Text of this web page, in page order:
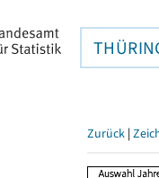
Zurück |